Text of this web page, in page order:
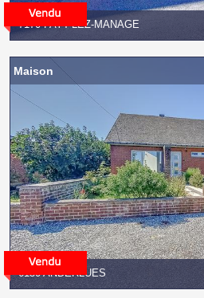
7170 FAYT-LEZ-MANAGE
6150 ANDERLUES
Maison